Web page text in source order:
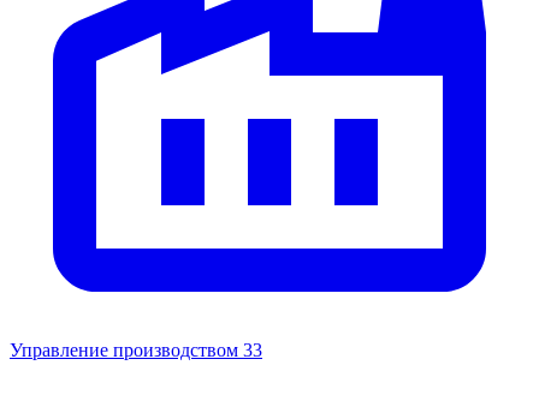
Управление производством 33